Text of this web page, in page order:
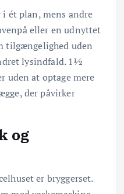
ét plan, mens andre
eller en udnyttet
tilgængelighed uden
lysindfald. 1½
uden at optage mere
der påvirker
og
er bryggerset.